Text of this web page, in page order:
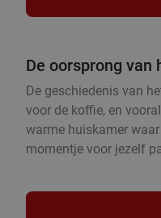
De oorsprong van
De geschiedenis van
voor de koffie, en
warme huiskamer
momentje voor jezelf